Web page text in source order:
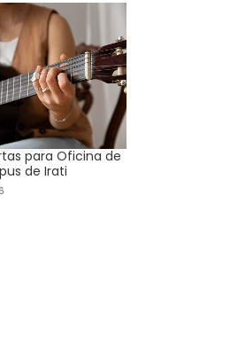
para Oficina de
de Irati